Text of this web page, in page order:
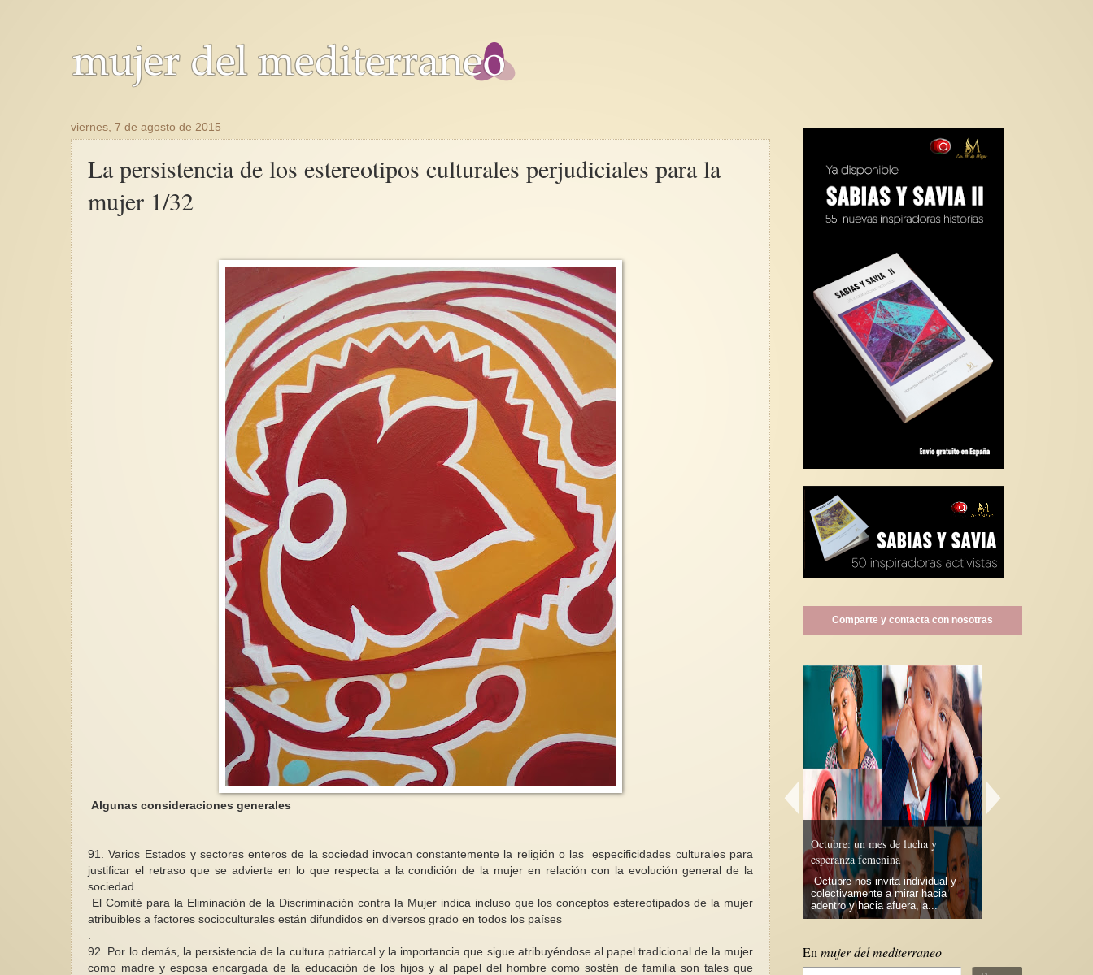
viernes, 7 de agosto de 2015
La persistencia de los estereotipos culturales perjudiciales para la
mujer 1/32
Algunas consideraciones generales
91. Varios Estados y sectores enteros de la sociedad invocan constantemente la religión o las especificidades culturales para
justificar el retraso que se advierte en lo que respecta a la condición de la mujer en relación con la evolución general de la
sociedad.
El Comité para la Eliminación de la Discriminación contra la Mujer indica incluso que los conceptos estereotipados de la mujer
atribuibles a factores socioculturales están difundidos en diversos grado en todos los países
92. Por lo demás, la persistencia de la cultura patriarcal y la importancia que sigue atribuyéndose al papel tradicional de la mujer
como madre y esposa encargada de la educación de los hijos y al papel del hombre como sostén de familia son tales que
Comparte y contacta con nosotras
género?
En este año de elecciones mi
parte...
hechos…no palabras! (2)
Emmeline Pankhurst, realizó...
Informe de la Relatora Especial
mujeres y las niñas, sus causas y
reproducción subrogada) 6/10
VI. Violencia contra las mujeres y
las niñas en el contexto de la
reproducción...
Octubre: un mes de lucha y
esperanza femenina
Octubre nos invita individual y
colectivamente a mirar hacia
adentro y hacia afuera, a...
En mujer del mediterraneo